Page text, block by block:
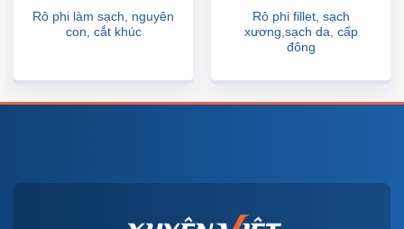
Rô phi làm sạch, nguyên
con, cắt khúc
Rô phi fillet, sạch
xương,sạch da, cấp
đông